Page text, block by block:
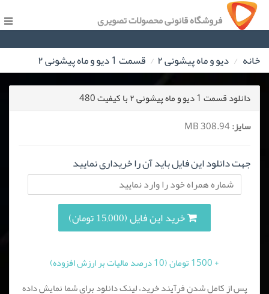
فروشگاه قانونی محصولات تصویری
خانه دیو و ماه پیشونی ۲ قسمت 1 دیو و ماه پیشونی ۲
دانلود قسمت 1 دیو و ماه پیشونی ۲ با کیفیت 480
سایز:
جهت دانلود این فایل باید آن را خریداری نمایید
خرید این فایل (15,000 تومان)
+ 1500 تومان (10 درصد مالیات بر ارزش افزوده)
پس از کامل شدن فرآیند خرید، لینک دانلود برای شما نمایش داده